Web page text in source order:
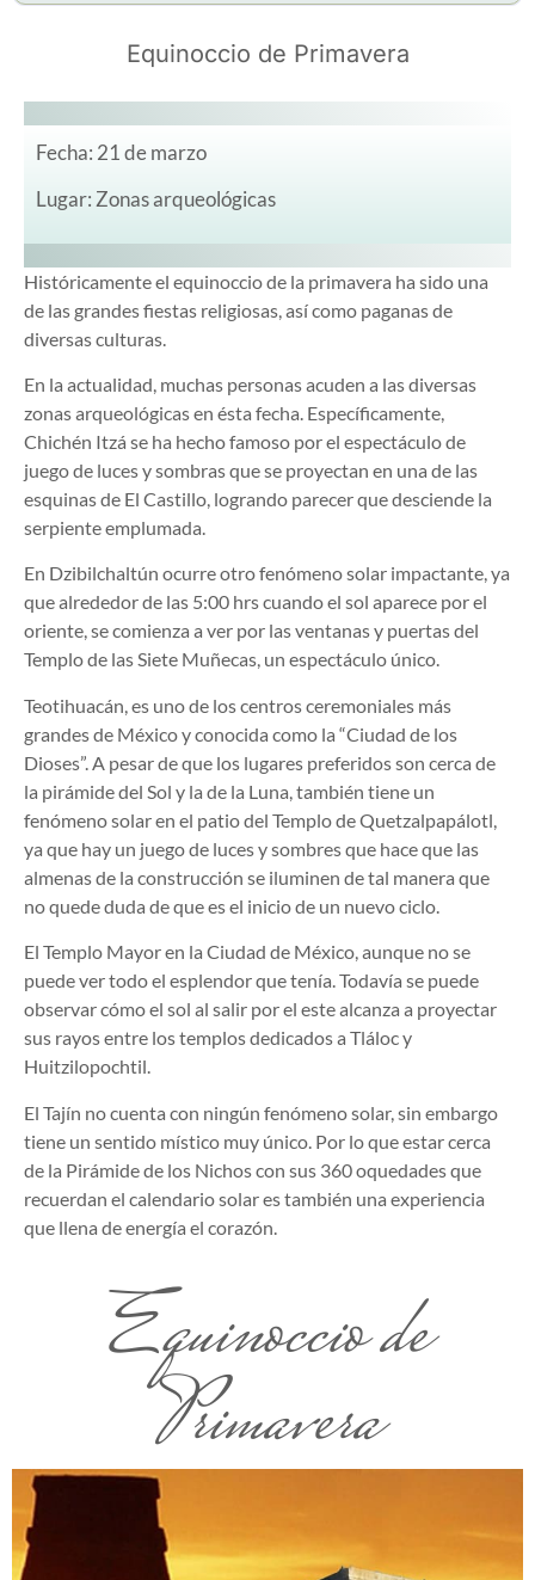
Equinoccio de Primavera
Fecha: 21 de marzo
Lugar: Zonas arqueológicas
Históricamente el equinoccio de la primavera ha sido una
de las grandes fiestas religiosas, así como paganas de
diversas culturas.
En la actualidad, muchas personas acuden a las diversas
zonas arqueológicas en ésta fecha. Específicamente,
Chichén Itzá se ha hecho famoso por el espectáculo de
juego de luces y sombras que se proyectan en una de las
esquinas de El Castillo, logrando parecer que desciende la
serpiente emplumada.
En Dzibilchaltún ocurre otro fenómeno solar impactante, ya
que alrededor de las 5:00 hrs cuando el sol aparece por el
oriente, se comienza a ver por las ventanas y puertas del
Templo de las Siete Muñecas, un espectáculo único.
Teotihuacán, es uno de los centros ceremoniales más
grandes de México y conocida como la “Ciudad de los
Dioses”. A pesar de que los lugares preferidos son cerca de
la pirámide del Sol y la de la Luna, también tiene un
fenómeno solar en el patio del Templo de Quetzalpapálotl,
ya que hay un juego de luces y sombres que hace que las
almenas de la construcción se iluminen de tal manera que
no quede duda de que es el inicio de un nuevo ciclo.
El Templo Mayor en la Ciudad de México, aunque no se
puede ver todo el esplendor que tenía. Todavía se puede
observar cómo el sol al salir por el este alcanza a proyectar
sus rayos entre los templos dedicados a Tláloc y
Huitzilopochtil.
El Tajín no cuenta con ningún fenómeno solar, sin embargo
tiene un sentido místico muy único. Por lo que estar cerca
de la Pirámide de los Nichos con sus 360 oquedades que
recuerdan el calendario solar es también una experiencia
que llena de energía el corazón.
Equinoccio de
Primavera